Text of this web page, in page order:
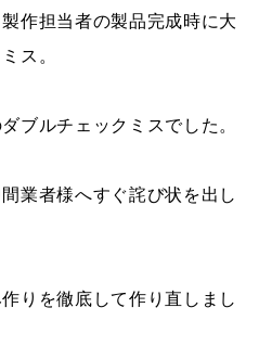
作担当者の製品完成時に大
ス。
ブルチェックミスでした。
業者様へすぐ詫び状を出し
りを徹底して作り直しまし